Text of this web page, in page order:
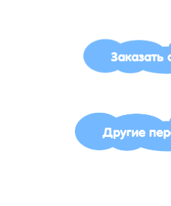
Заказать
Другие